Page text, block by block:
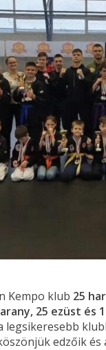
Kempo klub 25
25 ezüst és
legsikeresebb
edzőik